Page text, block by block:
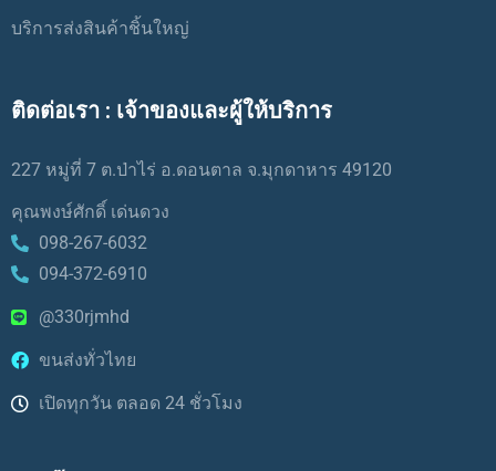
บริการส่งสินค้าชิ้นใหญ่
ติดต่อเรา : เจ้าของและผู้ให้บริการ
227 หมู่ที่ 7 ต.ป่าไร่ อ.ดอนตาล จ.มุกดาหาร 49120
คุณพงษ์ศักดิ์ เด่นดวง
098-267-6032
094-372-6910
@330rjmhd
ขนส่งทั่วไทย
เปิดทุกวัน ตลอด 24 ชั่วโมง